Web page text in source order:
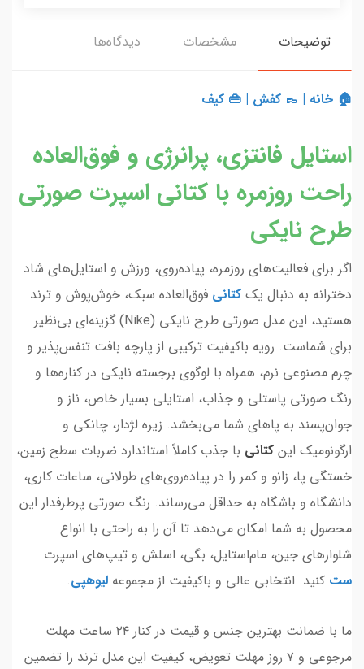
توضیحات مشخصات دیدگاه‌ها
🏠 خانه | 👞 کفش | 👜 کیف
استایل فانتزی، پرانرژی و فوق‌العاده
راحت روزمره با کتانی اسپرت صورتی
طرح نایکی
اگر برای فعالیت‌های روزمره، پیاده‌روی، ورزش و استایل‌های شاد
دخترانه به دنبال یک کتانی فوق‌العاده سبک، خوش‌پوش و ترند
هستید، این مدل صورتی طرح نایکی (Nike) گزینه‌ای بی‌نظیر
برای شماست. رویه باکیفیت ترکیبی از پارچه بافت تنفس‌پذیر و
چرم مصنوعی نرم، همراه با لوگوی برجسته نایکی در کناره‌ها و
رنگ صورتی پاستلی و جذاب، استایلی بسیار خاص، ناز و
جوان‌پسند به پاهای شما می‌بخشد. زیره لژدار، چانکی و
ارگونومیک این کتانی با جذب کاملاً استاندارد ضربات سطح زمین،
خستگی پا، زانو و کمر را در پیاده‌روی‌های طولانی، ساعات کاری،
دانشگاه و باشگاه به حداقل می‌رساند. رنگ صورتی پرطرفدار این
محصول به شما امکان می‌دهد تا آن را به راحتی با انواع
شلوارهای جین، مام‌استایل، بگی، اسلش و تیپ‌های اسپرت
ست کنید. انتخابی عالی و باکیفیت از مجموعه لیوهپی.
ما با ضمانت بهترین جنس و قیمت در کنار ۲۴ ساعت مهلت
مرجوعی و ۷ روز مهلت تعویض، کیفیت این مدل ترند را تضمین